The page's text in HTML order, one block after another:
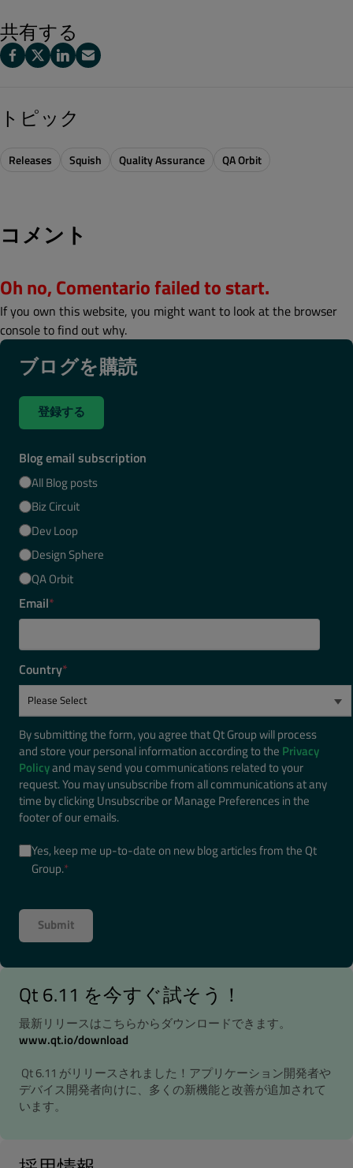
共有する
トピック
Releases Squish Quality Assurance QA Orbit
コメント
Oh no, Comentario failed to start.
If you own this website, you might want to look at the browser
console to find out why.
ブログを購読
登録する
Blog email subscription
All Blog posts
Biz Circuit
Dev Loop
Design Sphere
QA Orbit
Email*
Country*
By submitting the form, you agree that Qt Group will process
and store your personal information according to the Privacy
Policyand may send you communications related to your
request. You may unsubscribe from all communications at any
time by clicking Unsubscribe or Manage Preferences in the
footer of our emails.
Yes, keep me up-to-date on new blog articles from the Qt
Group.*
Qt 6.11 を今すぐ試そう！
最新リリースはこちらからダウンロードできます。
www.qt.io/download
Qt 6.11 がリリースされました！アプリケーション開発者や
デバイス開発者向けに、多くの新機能と改善が追加されて
います。